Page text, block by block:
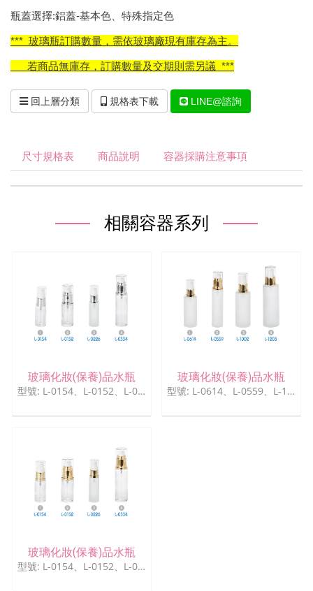
瓶蓋選擇:鋁蓋-基本色、特殊指定色
*** 玻璃瓶訂購數量，需依玻璃廠現有庫存為主。
若商品無庫存，訂購數量及交期則需另議 ***
回上層分類 規格表下載 LINE@諮詢
尺寸規格表 商品說明 容器採購注意事項
相關容器系列
玻璃化妝(保養)品水瓶
型號: L-0154、L-0152、L-0226、L-0334
玻璃化妝(保養)品水瓶
型號: L-0614、L-0559、L-1002、L-1208
玻璃化妝(保養)品水瓶
型號: L-0154、L-0152、L-0226、L-0334